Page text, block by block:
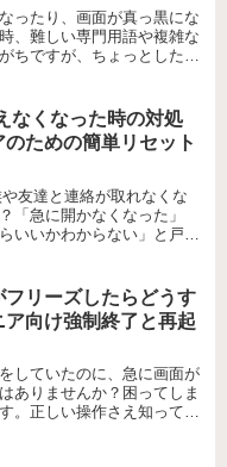
ったり、画面が真っ黒にな
、難しい専門用語や複雑な
ちですが、ちょっとしたコ
なくなった時の対処
ための簡単リセット
友達と連絡が取れなくな
「急に開かなくなった」
いいかわからない」と戸惑
フリーズしたらどうす
ア向け強制終了と再起
していたのに、急に画面が
ありませんか？困ってしま
。正しい操作さえ知ってい